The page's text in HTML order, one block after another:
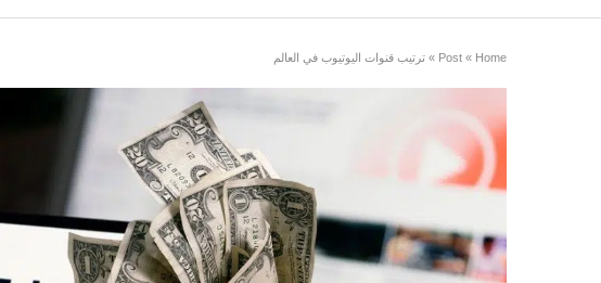
Home
»
Post
» ترتيب قنوات اليوتيوب في العالم